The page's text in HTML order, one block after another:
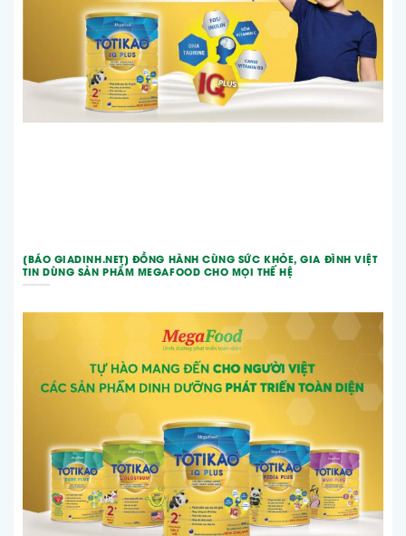
[BÁO GIADINH.NET] ĐỒNG HÀNH CÙNG SỨC KHỎE, GIA ĐÌNH VIỆT
TIN DÙNG SẢN PHẨM MEGAFOOD CHO MỌI THẾ HỆ